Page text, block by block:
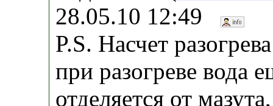
28.05.10 12:49
P.S. Насчет
при разогреве вода
отделяется от